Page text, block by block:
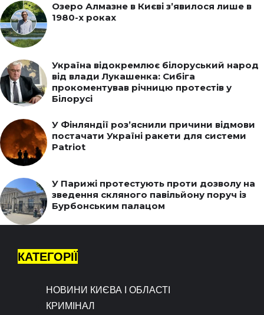
Озеро Алмазне в Києві з’явилося лише в
1980-х роках
Україна відокремлює білоруський народ
від влади Лукашенка: Сибіга
прокоментував річницю протестів у
Білорусі
У Фінляндії роз’яснили причини відмови
постачати Україні ракети для системи
Patriot
У Парижі протестують проти дозволу на
зведення скляного павільйону поруч із
Бурбонським палацом
КАТЕГОРІЇ
НОВИНИ КИЄВА І ОБЛАСТІ
КРИМІНАЛ